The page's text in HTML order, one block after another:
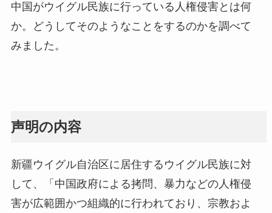
中国がウイグル民族に行っている人権侵害とは何
か。どうしてそのようなことをするのかを調べて
みました。
声明の内容
新疆ウイグル自治区に居住するウイグル民族に対
して、「中国政府による拷問、暴力などの人権侵
害が広範囲かつ組織的に行われており、宗教およ